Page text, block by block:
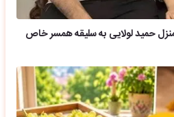
حمید لولایی به سلیقه همسر خاص